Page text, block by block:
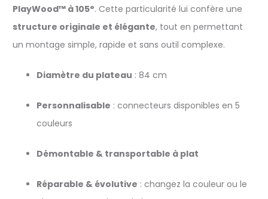
PlayWood™ à 105°. Cette particularité lui confère une
structure originale et élégante, tout en permettant
un montage simple, rapide et sans outil complexe.
Diamètre du plateau : 84 cm
Personnalisable : connecteurs disponibles en 5
couleurs
Démontable & transportable à plat
Réparable & évolutive : changez la couleur ou le